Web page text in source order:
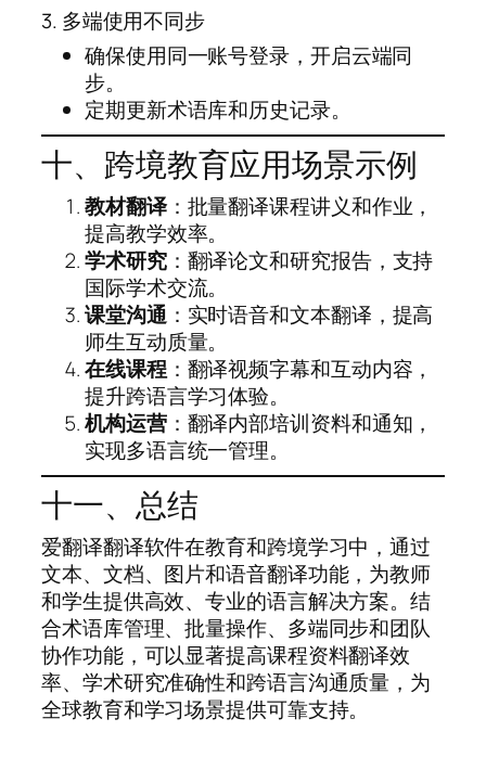
3. 多端使用不同步
确保使用同一账号登录，开启云端同
步。
定期更新术语库和历史记录。
十、跨境教育应用场景示例
教材翻译：批量翻译课程讲义和作业，
提高教学效率。
学术研究：翻译论文和研究报告，支持
国际学术交流。
课堂沟通：实时语音和文本翻译，提高
师生互动质量。
在线课程：翻译视频字幕和互动内容，
提升跨语言学习体验。
机构运营：翻译内部培训资料和通知，
实现多语言统一管理。
十一、总结
爱翻译翻译软件在教育和跨境学习中，通过
文本、文档、图片和语音翻译功能，为教师
和学生提供高效、专业的语言解决方案。结
合术语库管理、批量操作、多端同步和团队
协作功能，可以显著提高课程资料翻译效
率、学术研究准确性和跨语言沟通质量，为
全球教育和学习场景提供可靠支持。